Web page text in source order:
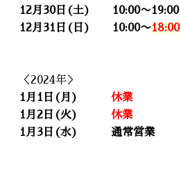
12月30日(土) 10:00〜19:00
12月31日(日) 10:00〜18:00
＜2024年＞
1月1日(月)休業
1月2日(火)休業
1月3日(水) 通常営業